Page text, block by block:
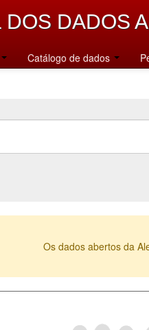
DOS DADOS
Catálogo de dados
Os dados abertos da